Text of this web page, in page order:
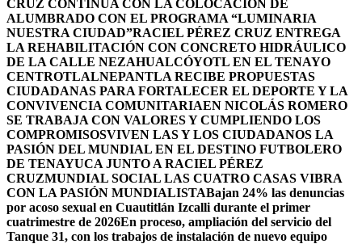
CRUZ CONTINÚA CON LA COLOCACIÓN DE
ALUMBRADO CON EL PROGRAMA “LUMINARIA
NUESTRA CIUDAD”RACIEL PÉREZ CRUZ ENTREGA
LA REHABILITACIÓN CON CONCRETO HIDRÁULICO
DE LA CALLE NEZAHUALCÓYOTL EN EL TENAYO
CENTROTLALNEPANTLA RECIBE PROPUESTAS
CIUDADANAS PARA FORTALECER EL DEPORTE Y LA
CONVIVENCIA COMUNITARIAEN NICOLÁS ROMERO
SE TRABAJA CON VALORES Y CUMPLIENDO LOS
COMPROMISOSVIVEN LAS Y LOS CIUDADANOS LA
PASIÓN DEL MUNDIAL EN EL DESTINO FUTBOLERO
DE TENAYUCA JUNTO A RACIEL PÉREZ
CRUZMUNDIAL SOCIAL LAS CUATRO CASAS VIBRA
CON LA PASIÓN MUNDIALISTABajan 24% las denuncias
por acoso sexual en Cuautitlán Izcalli durante el primer
cuatrimestre de 2026En proceso, ampliación del servicio del
Tanque 31, con los trabajos de instalación de nuevo equipo